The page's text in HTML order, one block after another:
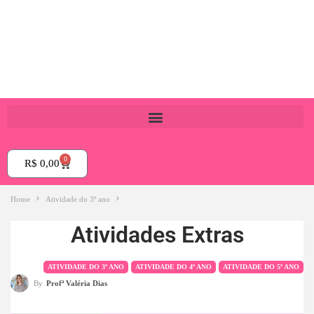
R$ 0,00 0
Home Atividade do 3º ano
Atividades Extras
ATIVIDADE DO 3º ANO ATIVIDADE DO 4º ANO ATIVIDADE DO 5º ANO
By Profª Valéria Dias